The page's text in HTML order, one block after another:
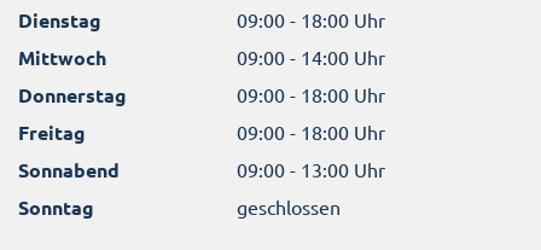
Dienstag 09:00 - 18:00 Uhr
Mittwoch 09:00 - 14:00 Uhr
Donnerstag 09:00 - 18:00 Uhr
Freitag 09:00 - 18:00 Uhr
Sonnabend 09:00 - 13:00 Uhr
Sonntag geschlossen